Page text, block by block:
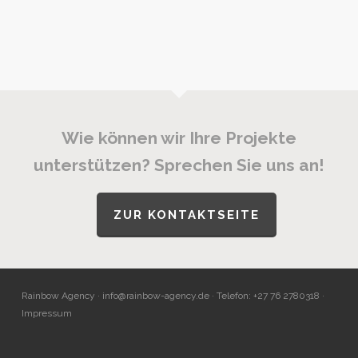
Wie können wir Ihre Projekte
unterstützen? Sprechen Sie uns an!
ZUR KONTAKTSEITE
Rainbow Agency · info@rainbow-agency.de· Telefon: +27 76 2780318 ·
Impressum